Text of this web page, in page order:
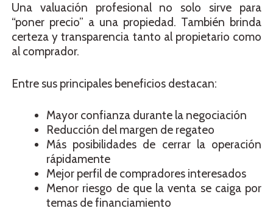
Una valuación profesional no solo sirve para
“poner precio” a una propiedad. También brinda
certeza y transparencia tanto al propietario como
al comprador.
Entre sus principales beneficios destacan:
Mayor confianza durante la negociación
Reducción del margen de regateo
Más posibilidades de cerrar la operación
rápidamente
Mejor perfil de compradores interesados
Menor riesgo de que la venta se caiga por
temas de financiamiento